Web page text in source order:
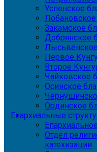
Успенское
Лобановское
Закамское
Добрянское
Первое
Второе
Чайковское
Осинское
Ординское
Епархиальные
Отдел
катехизации